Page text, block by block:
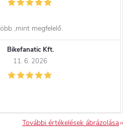
,mint megfelelő.
Bikefanatic Kft.
11. 6. 2026
További értékelések ábrázolása